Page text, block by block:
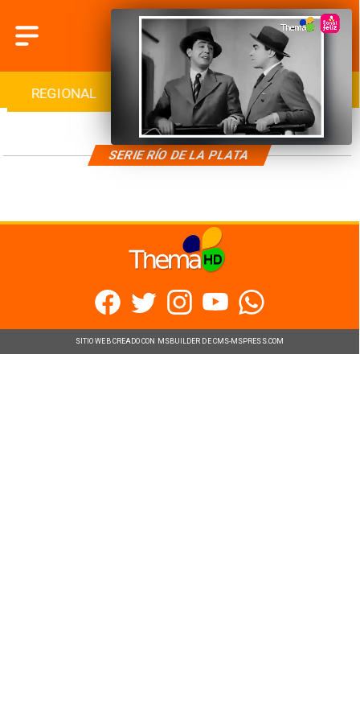
REGIONAL INTERNACIONAL DEPORTES
SERIE RÍO DE LA PLATA
SITIO WEB CREADO CON MSBUILDER DE CMS-MSPRESS.COM